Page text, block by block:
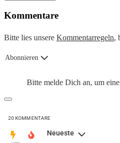
Kommentare
Bitte lies unsere Kommentarregeln,
Abonnieren
Bitte melde Dich an, um
20 KOMMENTARE
Neueste